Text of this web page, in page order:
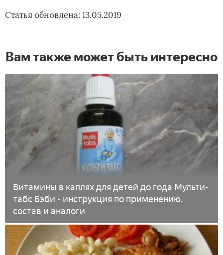
Статья обновлена: 13.05.2019
Вам также может быть интересно
Витамины в каплях для детей до года Мульти-
табс Бэби - инструкция по применению,
состав и аналоги